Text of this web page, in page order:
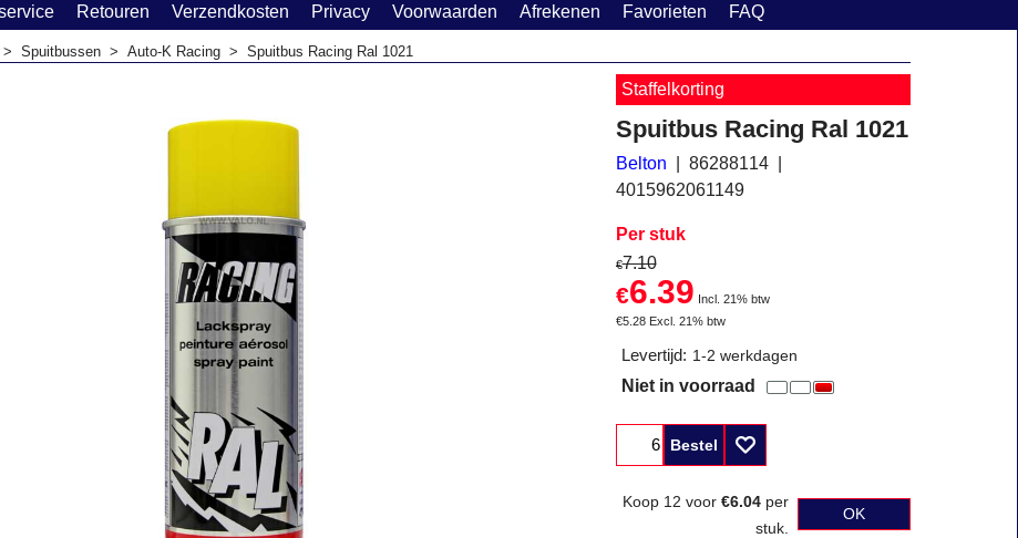
Retouren Verzendkosten Privacy Voorwaarden Afrekenen Favorieten
FAQ
> Spuitbussen > Auto-K Racing > Spuitbus Racing Ral 1021
Staffelkorting
Spuitbus Racing Ral 1021
Belton
86288114
4015962061149
Per stuk
€7.10
€6.39 Incl. 21% btw
€5.28 Excl. 21% btw
Levertijd: 1-2 werkdagen
Niet in voorraad
Bestel
Koop 12 voor €6.04per
stuk.
OK